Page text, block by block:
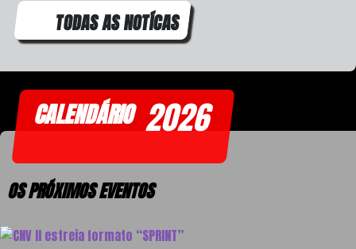
TODAS AS NOTÍCAS
CALENDÁRIO 2026
OS PRÓXIMOS EVENTOS